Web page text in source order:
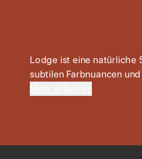
Lodge ist eine natürliche
subtilen Farbnuancen